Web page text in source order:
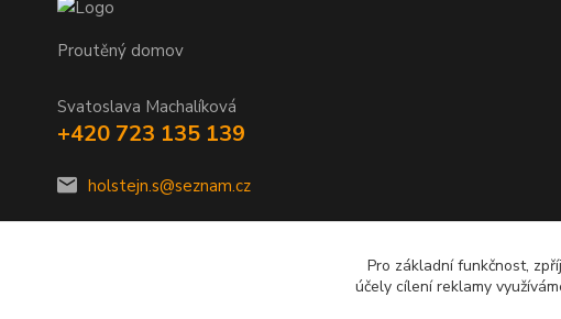
Proutěný domov
Svatoslava Machalíková
+420 723 135 139
holstejn.s@seznam.cz
Pro základní funkčnost,
účely cílení reklamy